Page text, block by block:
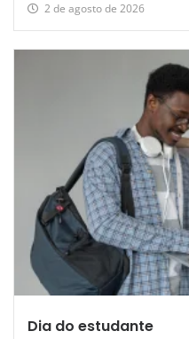
2 de agosto de 2026
Dia do estudante